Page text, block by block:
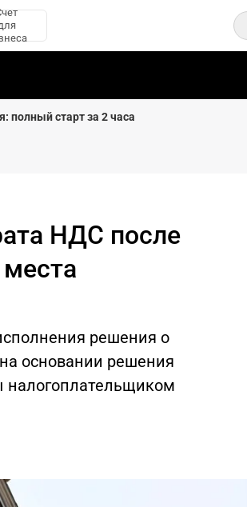
полный старт за 2 часа
НДС после
решения о
основании решения
налогоплательщиком